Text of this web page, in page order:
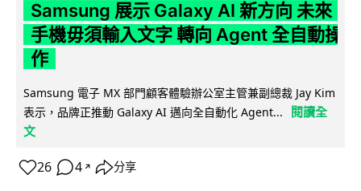
Samsung 展示 Galaxy AI 新方向 未來
手機毋須輸入文字 轉向 Agent 全自動操
作
Samsung 電子 MX 部門顧客體驗辦公室主管兼副總裁 Jay Kim
表示，品牌正推動 Galaxy AI 邁向全自動化 Agent...
閱讀全
文
26 4 ↗ 分享